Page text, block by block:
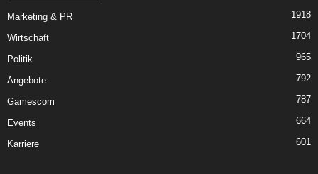
Marketing & PR 1918
Wirtschaft 1704
Politik 965
Angebote 792
Gamescom 787
Events 664
Karriere 601